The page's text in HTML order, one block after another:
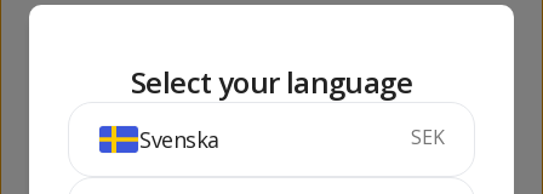
Select your language
Svenska SEK